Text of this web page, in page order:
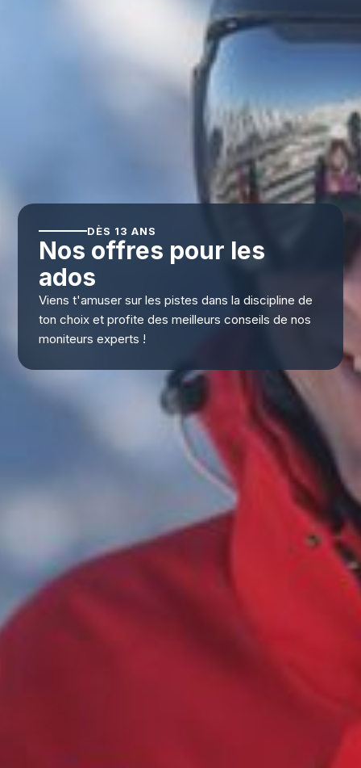
DÈS 13 ANS
Nos offres pour les
ados
Viens t'amuser sur les pistes dans la discipline de
ton choix et profite des meilleurs conseils de nos
moniteurs experts !